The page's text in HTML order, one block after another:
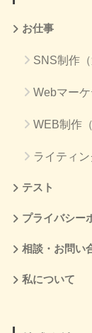
お仕事
SNS制作（
Webマー
WEB制作
ライティ
テスト
プライバシー
相談・お問い
私について